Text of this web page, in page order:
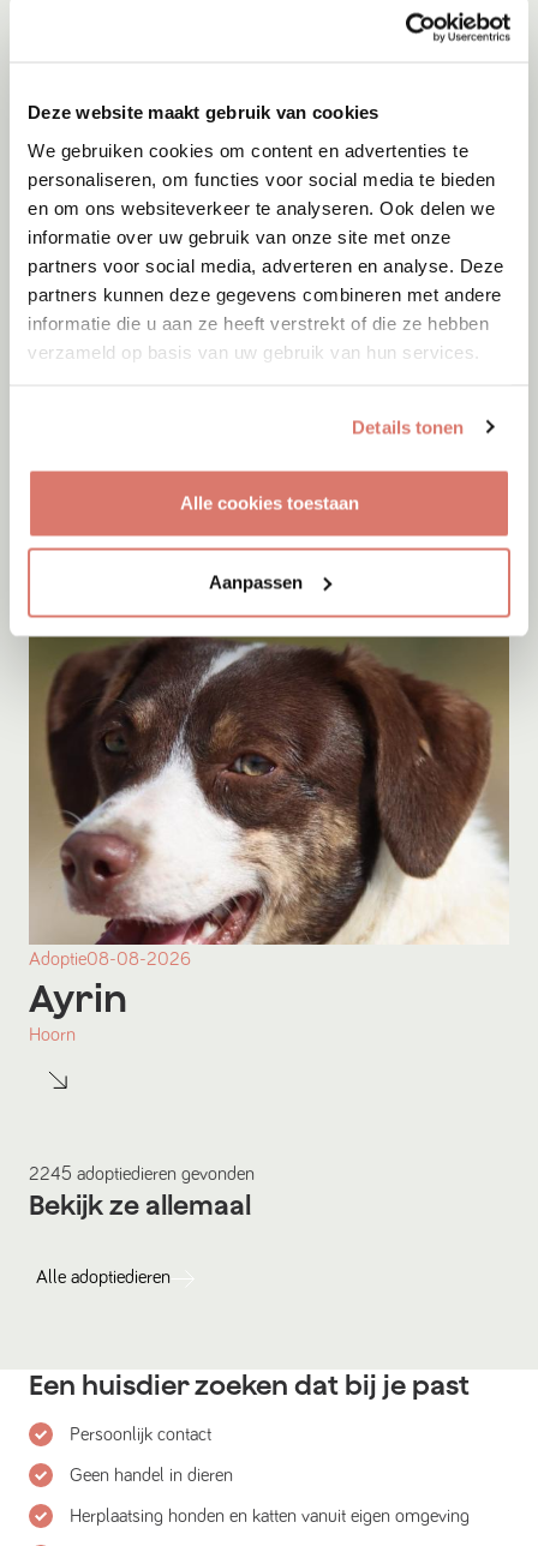
Deze website maakt gebruik van cookies
We gebruiken cookies om content en advertenties te
personaliseren, om functies voor social media te bieden
en om ons websiteverkeer te analyseren. Ook delen we
informatie over uw gebruik van onze site met onze
partners voor social media, adverteren en analyse. Deze
partners kunnen deze gegevens combineren met andere
informatie die u aan ze heeft verstrekt of die ze hebben
verzameld op basis van uw gebruik van hun services.
Details tonen
Alle cookies toestaan
Aanpassen
Woozles
Adoptie08-08-2026
Ayrin
Hoorn
2245 adoptiedieren gevonden
Bekijk ze allemaal
Alle adoptiedieren
Een huisdier zoeken dat bij je past
Persoonlijk contact
Geen handel in dieren
Herplaatsing honden en katten vanuit eigen omgeving